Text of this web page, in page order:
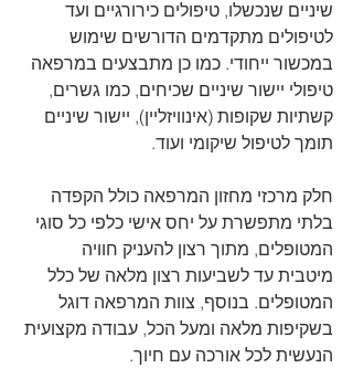
שיניים שנכשלו, טיפולים כירורגיים ועד
לטיפולים מתקדמים הדורשים שימוש
במכשור ייחודי. כמו כן מתבצעים במרפאה
טיפולי יישור שיניים שכיחים, כמו גשרים,
קשתיות שקופות (אינוויזליין), יישור שיניים
תומך לטיפול שיקומי ועוד.
חלק מרכזי מחזון המרפאה כולל הקפדה
בלתי מתפשרת על יחס אישי כלפי כל סוגי
המטופלים, מתוך רצון להעניק חוויה
מיטבית עד לשביעות רצון מלאה של כלל
המטופלים. בנוסף, צוות המרפאה דוגל
בשקיפות מלאה ומעל הכל, עבודה מקצועית
הנעשית לכל אורכה עם חיוך.